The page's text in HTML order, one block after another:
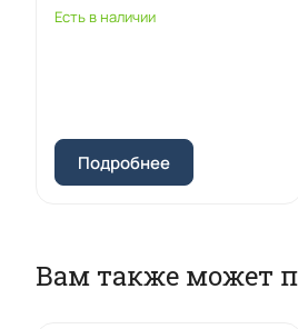
Есть в наличии
Подробнее
Вам также может